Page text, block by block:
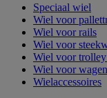
Speciaal wiel
Wiel voor
Wiel voor rails
Wiel voor
Wiel voor
Wiel voor
Wielaccessoires